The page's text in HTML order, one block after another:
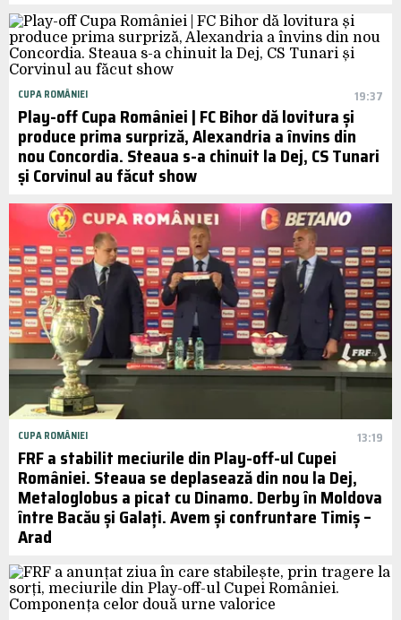
CUPA ROMÂNIEI 19:37
Play-off Cupa României | FC Bihor dă lovitura și
produce prima surpriză, Alexandria a învins din
nou Concordia. Steaua s-a chinuit la Dej, CS Tunari
și Corvinul au făcut show
CUPA ROMÂNIEI 13:19
FRF a stabilit meciurile din Play-off-ul Cupei
României. Steaua se deplasează din nou la Dej,
Metaloglobus a picat cu Dinamo. Derby în Moldova
între Bacău și Galați. Avem și confruntare Timiș –
Arad